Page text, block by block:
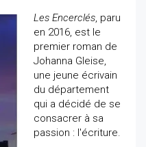
Les Encerclés, paru
en 2016, est le
premier roman de
Johanna Gleise,
une jeune écrivain
du département
qui a décidé de se
consacrer à sa
passion : l'écriture.